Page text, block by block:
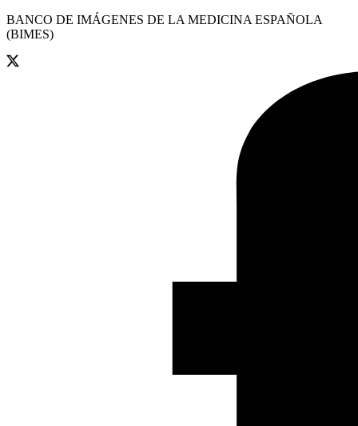
BANCO DE IMÁGENES DE LA MEDICINA ESPAÑOLA
(BIMES)